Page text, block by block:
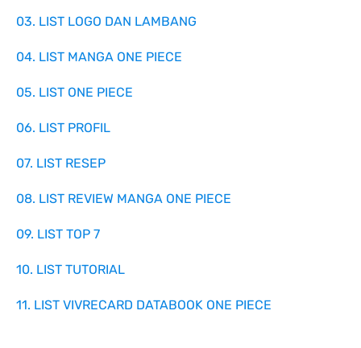
03. LIST LOGO DAN LAMBANG
04. LIST MANGA ONE PIECE
05. LIST ONE PIECE
06. LIST PROFIL
07. LIST RESEP
08. LIST REVIEW MANGA ONE PIECE
09. LIST TOP 7
10. LIST TUTORIAL
11. LIST VIVRECARD DATABOOK ONE PIECE